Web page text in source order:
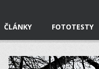
ČLÁNKY FOTOTESTY